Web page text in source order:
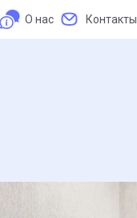
О нас Контакты